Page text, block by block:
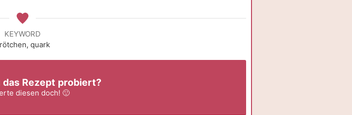
KEYWORD
quark
das Rezept probiert?
diesen doch! 🙂